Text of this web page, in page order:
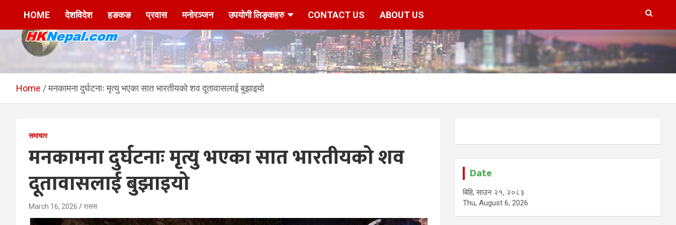
HKNepal.com –
हङकङबाट सञ्चालित पहिलो
hknepal, hknepal.com, hk nepal, hk nepal com
HOME देशविदेश हङकङ प्रवास मनोरञ्जन उपयोगी लिङ्कहरु CONTACT US ABOUT US
Home मनकामना दुर्घटनाः मृत्यु भएका सात भारतीयको शव दूतावासलाई बुझाइयो
समाचार
मनकामना दुर्घटनाः मृत्यु भएका सात भारतीयको शव
दूतावासलाई बुझाइयो
March 16, 2026 रासस
Date
बिहि, साउन २१, २०८३
Thu, August 6, 2026